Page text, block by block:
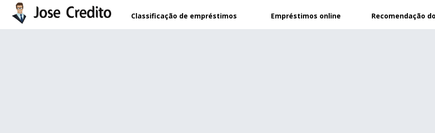
Pular para o conteúdo principal
Classificação de empréstimos Empréstimos online Recomendação